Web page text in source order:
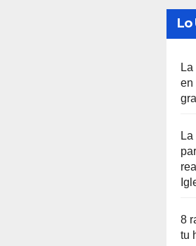
Lo
en
8
tu